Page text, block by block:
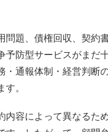
問題、債権回収、契約
予防型サービスがまだ
通報体制・経営判断
。
内容によって異なるた